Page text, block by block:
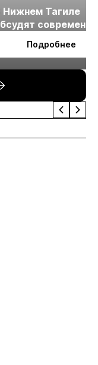
Нижнем Тагиле
Подробнее